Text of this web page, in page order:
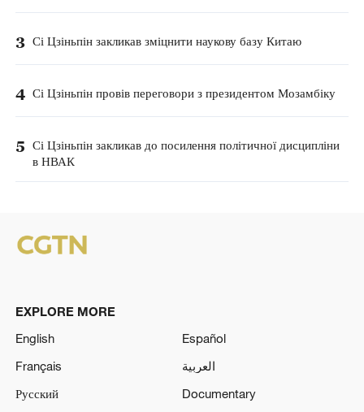
3 Сі Цзіньпін закликав зміцнити наукову базу Китаю
4 Сі Цзіньпін провів переговори з президентом Мозамбіку
5 Сі Цзіньпін закликав до посилення політичної дисципліни
в НВАК
EXPLORE MORE
English
Español
Français
العربية
Русский
Documentary